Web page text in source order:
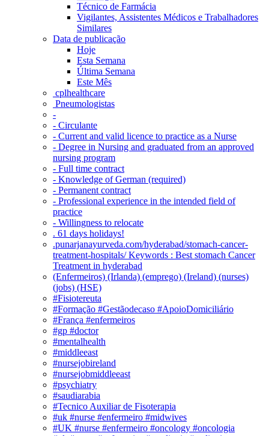
Técnico de Farmácia
Vigilantes, Assistentes Médicos e Trabalhadores
Similares
Data de publicação
Hoje
Esta Semana
Última Semana
Este Mês
‎ cplhealthcare‬
Pneumologistas
-
- Circulante
- Current and valid licence to practice as a Nurse
- Degree in Nursing and graduated from an approved
nursing program
- Full time contract
- Knowledge of German (required)
- Permanent contract
- Professional experience in the intended field of
practice
- Willingness to relocate
. 61 days holidays!
.punarjanayurveda.com/hyderabad/stomach-cancer-
treatment-hospitals/ Keywords : Best stomach Cancer
Treatment in hyderabad
(Enfermeiros) (Irlanda) (emprego) (Ireland) (nurses)
(jobs) (HSE)
#Fisiotereuta
#Formação #Gestãodecaso #ApoioDomiciliário
#França #enfermeiros
#gp #doctor
#mentalhealth
#middleeast
#nursejobireland
#nursejobmiddleeast
#psychiatry
#saudiarabia
#Tecnico Auxiliar de Fisoterapia
#uk #nurse #enfermeiro #midwives
#UK #nurse #enfermeiro #oncology #oncologia